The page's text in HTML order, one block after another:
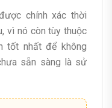
chính xác thời
vì nó còn tùy thuộc
tốt nhất để không
sẵn sàng là sử